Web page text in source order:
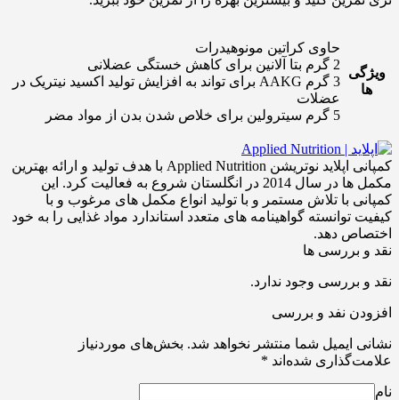
ویژگی
ها
حاوی کراتین مونوهیدرات
2 گرم بتا آلانین برای کاهش خستگی عضلانی
3 گرم AAKG برای تواند به افزایش تولید اکسید نیتریک در
عضلات
5 گرم سیترولین برای خلاص شدن بدن از مواد مضر
کمپانی اپلاید نوتریشن Applied Nutrition با هدف تولید و ارائه بهترین
مکمل ها در سال 2014 در انگلستان شروع به فعالیت کرد. این
کمپانی با تلاش مستمر و با تولید انواع مکمل های مرغوب و با
کیفیت توانسته گواهینامه های متعدد استاندارد مواد غذایی را به خود
اختصاص دهد.
نقد و بررسی ها
نقد و بررسی وجود ندارد.
افزودن نفد و بررسی
نشانی ایمیل شما منتشر نخواهد شد. بخش‌های موردنیاز
علامت‌گذاری شده‌اند *
نام